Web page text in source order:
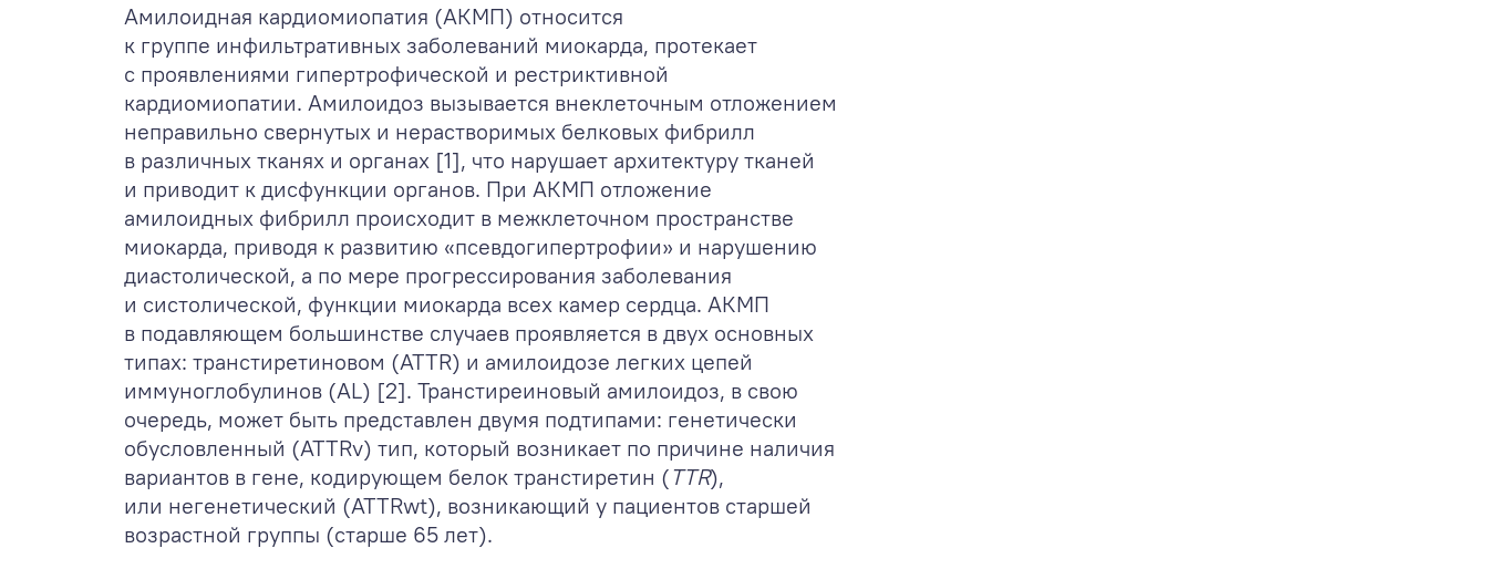
Амилоидная кардиомиопатия (АКМП) относится
к группе инфильтративных заболеваний миокарда, протекает
с проявлениями гипертрофической и рестриктивной
кардиомиопатии. Амилоидоз вызывается внеклеточным отложением
неправильно свернутых и нерастворимых белковых фибрилл
в различных тканях и органах [1], что нарушает архитектуру тканей
и приводит к дисфункции органов. При АКМП отложение
амилоидных фибрилл происходит в межклеточном пространстве
миокарда, приводя к развитию «псевдогипертрофии» и нарушению
диастолической, а по мере прогрессирования заболевания
и систолической, функции миокарда всех камер сердца. АКМП
в подавляющем большинстве случаев проявляется в двух основных
типах: транстиретиновом (АТТR) и амилоидозе легких цепей
иммуноглобулинов (AL) [2]. Транстиреиновый амилоидоз, в свою
очередь, может быть представлен двумя подтипами: генетически
обусловленный (ATTRv) тип, который возникает по причине наличия
вариантов в гене, кодирующем белок транстиретин (TTR),
или негенетический (ATTRwt), возникающий у пациентов старшей
возрастной группы (старше 65 лет).